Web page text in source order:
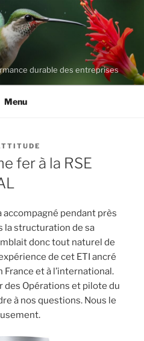
durable des entreprises
Menu
fer à la RSE
accompagné pendant près
la structuration de sa
donc tout naturel de
de cet ETI ancré
et à l’international.
des Opérations et pilote du
à nos questions. Nous le